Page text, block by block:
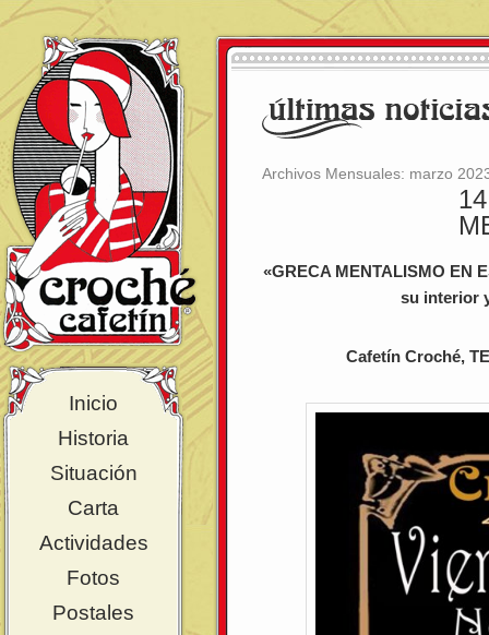
Inicio
Historia
Situación
Carta
Actividades
Fotos
Postales
Archivos Mensuales: marzo
«GRECA MENTALISMO EN
su interior
Cafetín Croché,